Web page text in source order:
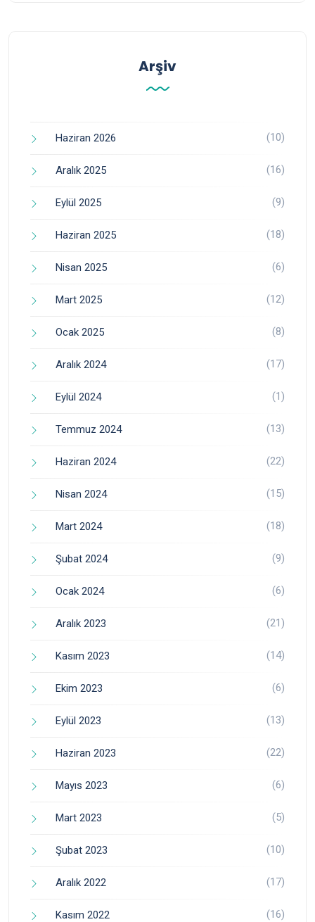
Arşiv
Haziran 2026 (10)
Aralık 2025 (16)
Eylül 2025 (9)
Haziran 2025 (18)
Nisan 2025 (6)
Mart 2025 (12)
Ocak 2025 (8)
Aralık 2024 (17)
Eylül 2024 (1)
Temmuz 2024 (13)
Haziran 2024 (22)
Nisan 2024 (15)
Mart 2024 (18)
Şubat 2024 (9)
Ocak 2024 (6)
Aralık 2023 (21)
Kasım 2023 (14)
Ekim 2023 (6)
Eylül 2023 (13)
Haziran 2023 (22)
Mayıs 2023 (6)
Mart 2023 (5)
Şubat 2023 (10)
Aralık 2022 (17)
Kasım 2022 (16)